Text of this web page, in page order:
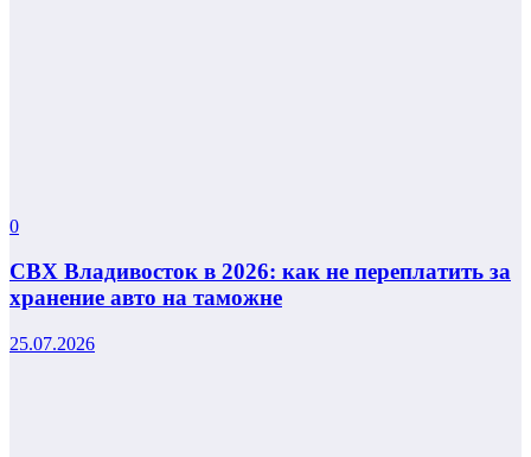
0
СВХ Владивосток в 2026: как не переплатить за
хранение авто на таможне
25.07.2026